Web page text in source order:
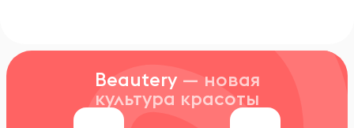
Beautery — новая
культура красоты